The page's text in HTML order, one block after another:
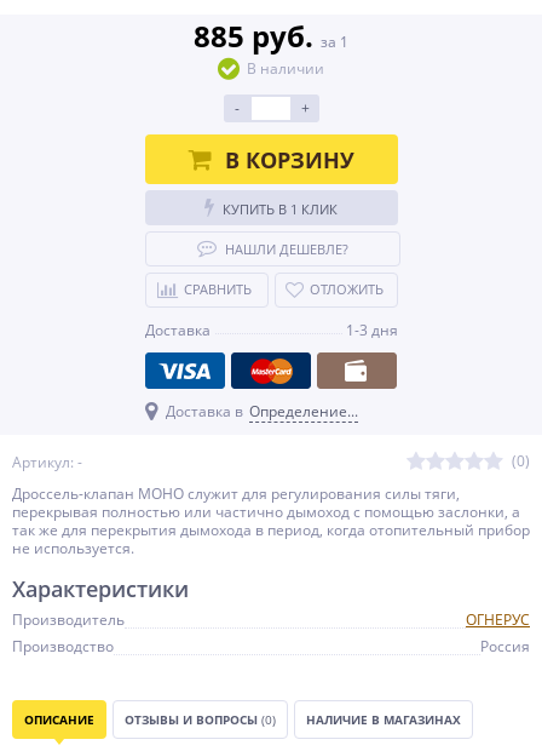
Артикул: -
(0)
Дроссель-клапан МОНО служит для регулирования силы тяги,
перекрывая полностью или частично дымоход с помощью заслонки, а
так же для перекрытия дымохода в период, когда отопительный прибор
не используется.
885 руб. за 1
В наличии
-
+
В КОРЗИНУ
КУПИТЬ В 1 КЛИК
НАШЛИ ДЕШЕВЛЕ?
СРАВНИТЬ ОТЛОЖИТЬ
Доставка 1-3 дня
Доставка в Определение...
Характеристики
Производитель
ОГНЕРУС
Производство
Россия
ОПИСАНИЕ ОТЗЫВЫ И ВОПРОСЫ (0) НАЛИЧИЕ В МАГАЗИНАХ